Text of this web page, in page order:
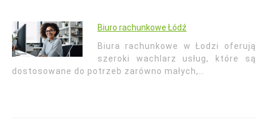
Biuro rachunkowe Łódź
Biura rachunkowe w Łodzi oferują
szeroki wachlarz usług, które są
dostosowane do potrzeb zarówno małych,…